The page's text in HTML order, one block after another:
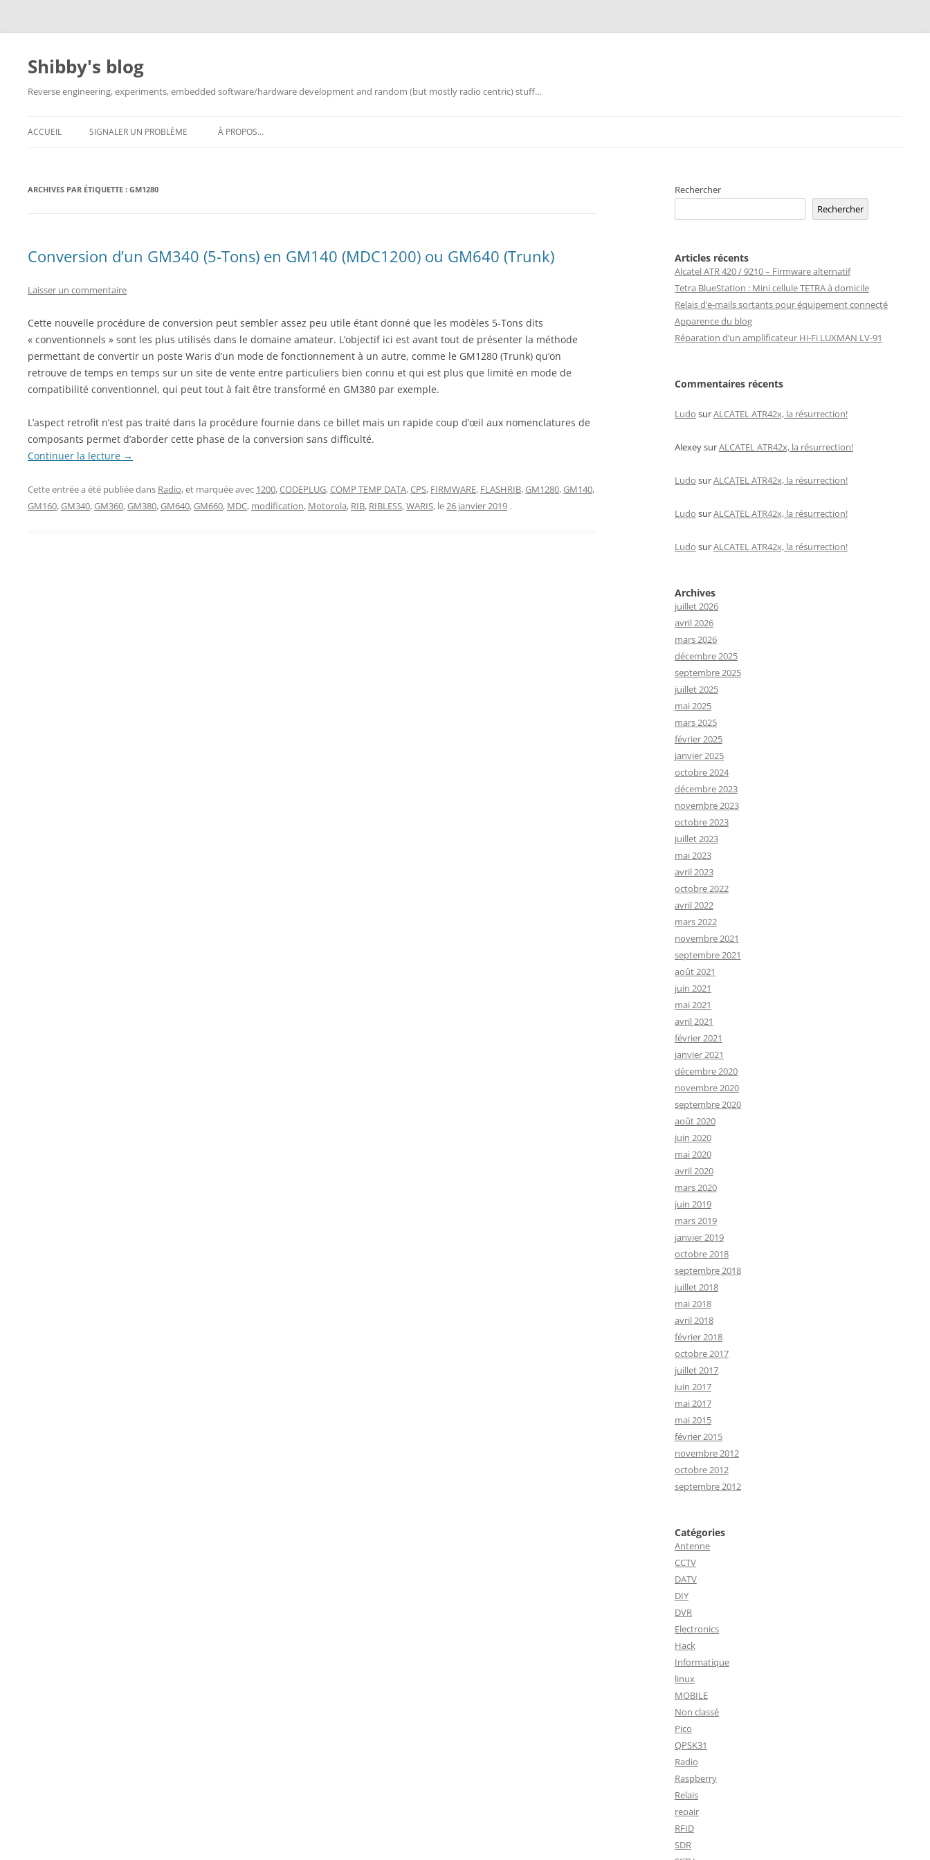
Aller
contenu
Shibby's blog
Reverse engineering, experiments, embedded software/hardware development and random (but mostly radio centric) stuff…
ACCUEIL SIGNALER UN PROBLÈME À PROPOS…
ARCHIVES PAR ÉTIQUETTE : GM1280
Conversion d’un GM340 (5-Tons) en GM140 (MDC1200) ou GM640 (Trunk)
Laisser un commentaire
Cette nouvelle procédure de conversion peut sembler assez peu utile étant donné que les modèles 5-Tons dits
« conventionnels » sont les plus utilisés dans le domaine amateur. L’objectif ici est avant tout de présenter la méthode
permettant de convertir un poste Waris d’un mode de fonctionnement à un autre, comme le GM1280 (Trunk) qu’on
retrouve de temps en temps sur un site de vente entre particuliers bien connu et qui est plus que limité en mode de
compatibilité conventionnel, qui peut tout à fait être transformé en GM380 par exemple.
L’aspect retrofit n’est pas traité dans la procédure fournie dans ce billet mais un rapide coup d’œil aux nomenclatures de
composants permet d’aborder cette phase de la conversion sans difficulté.
Continuer la lecture →
Cette entrée a été publiée dans Radio, et marquée avec 1200,CODEPLUG,COMP TEMP DATA,CPS, FIRMWARE, FLASHRIB,GM1280,GM140,
GM160,GM340,GM360,GM380,GM640,GM660, MDC, modification, Motorola, RIB, RIBLESS,WARIS, le26 janvier 2019 .
Rechercher
Rechercher
Articles récents
Alcatel ATR 420 / 9210 – Firmware alternatif
Tetra BlueStation : Mini cellule TETRA à domicile
Relais d’e-mails sortants pour équipement connecté
Apparence du blog
Réparation d’un amplificateur Hi-Fi LUXMAN LV-91
Commentaires récents
Ludo surALCATEL ATR42x, la résurrection!
AlexeysurALCATEL ATR42x, la résurrection!
Ludo surALCATEL ATR42x, la résurrection!
Ludo surALCATEL ATR42x, la résurrection!
Ludo surALCATEL ATR42x, la résurrection!
Archives
juillet 2026
avril 2026
mars 2026
décembre 2025
septembre 2025
juillet 2025
mai 2025
mars 2025
février 2025
janvier 2025
octobre 2024
décembre 2023
novembre 2023
octobre 2023
juillet 2023
mai 2023
avril 2023
octobre 2022
avril 2022
mars 2022
novembre 2021
septembre 2021
août 2021
juin 2021
mai 2021
avril 2021
février 2021
janvier 2021
décembre 2020
novembre 2020
septembre 2020
août 2020
juin 2020
mai 2020
avril 2020
mars 2020
juin 2019
mars 2019
janvier 2019
octobre 2018
septembre 2018
juillet 2018
mai 2018
avril 2018
février 2018
octobre 2017
juillet 2017
juin 2017
mai 2017
mai 2015
février 2015
novembre 2012
octobre 2012
septembre 2012
Catégories
Antenne
CCTV
DATV
DIY
DVR
Electronics
Hack
Informatique
linux
MOBILE
Non classé
Pico
QPSK31
Radio
Raspberry
Relais
repair
RFID
SDR